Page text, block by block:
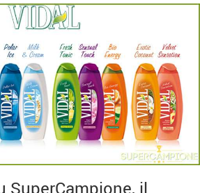
SuperCampione, il